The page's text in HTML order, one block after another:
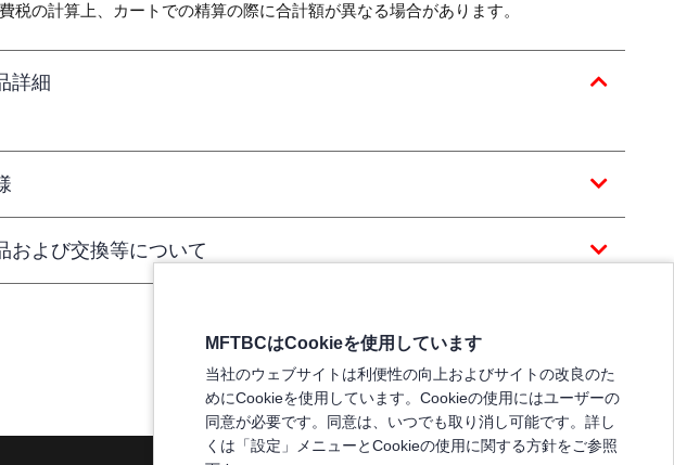
税の計算上、カートでの精算の際に合計額が異なる場合があります。
詳細
および交換等について
MFTBCはCookieを使用しています
当社のウェブサイトは利便性の向上およびサイトの改良のた
めにCookieを使用しています。Cookieの使用にはユーザーの
同意が必要です。同意は、いつでも取り消し可能です。詳し
くは「設定」メニューとCookieの使用に関する方針をご参照